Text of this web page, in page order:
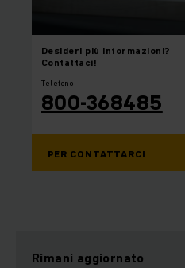
Desideri più informazioni?
Contattaci!
Telefono
800-368485
PER CONTATTARCI
Rimani aggiornato